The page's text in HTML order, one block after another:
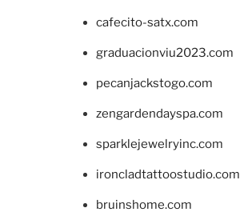
cafecito-satx.com
graduacionviu2023.com
pecanjackstogo.com
zengardendayspa.com
sparklejewelryinc.com
ironcladtattoostudio.com
bruinshome.com